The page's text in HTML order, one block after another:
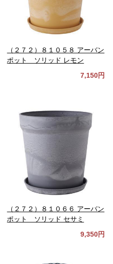
（２７２）８１０５８ アーバン
ポット ソリッド レモン
7,150円
（２７２）８１０６６ アーバン
ポット ソリッド セサミ
9,350円